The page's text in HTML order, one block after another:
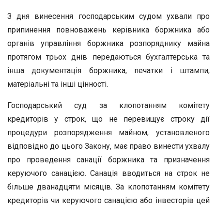
З дня винесення господарським судом ухвали про
припинення повноважень керівника боржника або
органів управління боржника розпоряднику майна
протягом трьох днів передаються бухгалтерська та
інша документація боржника, печатки і штампи,
матеріальні та інші цінності.
Господарський суд за клопотанням комітету
кредиторів у строк, що не перевищує строку дії
процедури розпорядження майном, установленого
відповідно до цього Закону, має право винести ухвалу
про проведення санації боржника та призначення
керуючого санацією. Санація вводиться на строк не
більше дванадцяти місяців. За клопотанням комітету
кредиторів чи керуючого санацією або інвесторів цей